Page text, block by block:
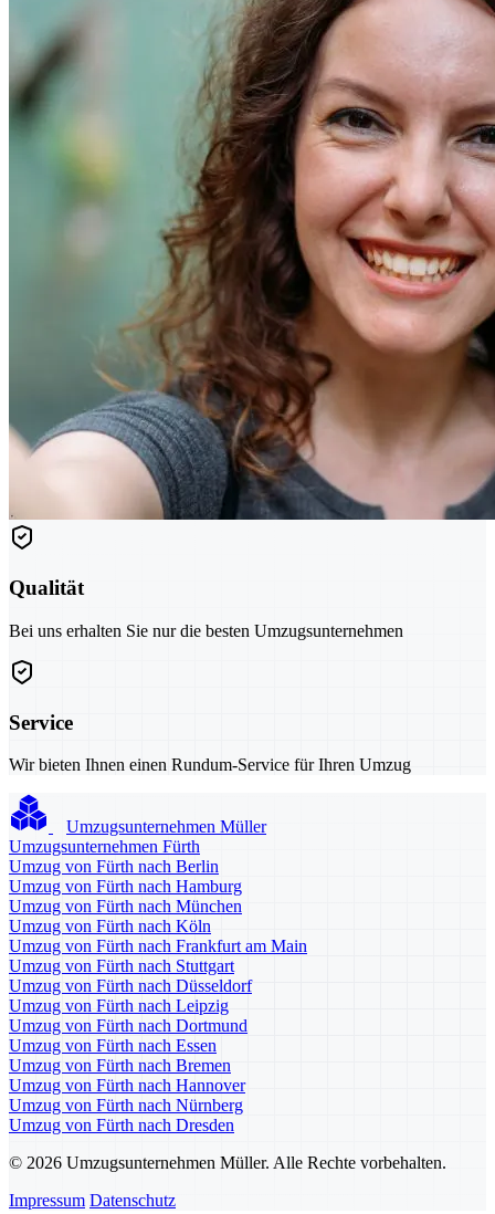
Qualität
Bei uns erhalten Sie nur die besten Umzugsunternehmen
Service
Wir bieten Ihnen einen Rundum-Service für Ihren Umzug
Umzugsunternehmen Müller
Umzugsunternehmen Fürth
Umzug von Fürth nach Berlin
Umzug von Fürth nach Hamburg
Umzug von Fürth nach München
Umzug von Fürth nach Köln
Umzug von Fürth nach Frankfurt am Main
Umzug von Fürth nach Stuttgart
Umzug von Fürth nach Düsseldorf
Umzug von Fürth nach Leipzig
Umzug von Fürth nach Dortmund
Umzug von Fürth nach Essen
Umzug von Fürth nach Bremen
Umzug von Fürth nach Hannover
Umzug von Fürth nach Nürnberg
Umzug von Fürth nach Dresden
© 2026 Umzugsunternehmen Müller. Alle Rechte vorbehalten.
Impressum Datenschutz